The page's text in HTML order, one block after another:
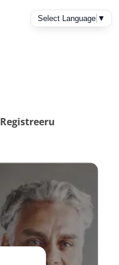
Registreeru